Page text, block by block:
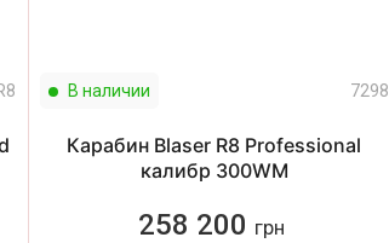
В наличии 7298
Карабин Blaser R8 Professional
калибр 300WM
258 200 грн